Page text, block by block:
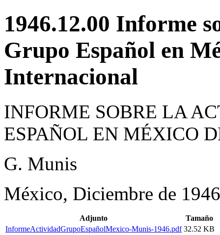
1946.12.00 Informe
Grupo Español en
Internacional
INFORME SOBRE LA
ESPAÑOL EN MÉXICO
G. Munis
México, Diciembre de 1946
Adjunto
Tamaño
InformeActividadGrupoEspañolMexico-Munis-1946.pdf 32.52 KB